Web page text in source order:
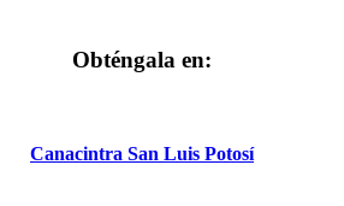
Obténgala en:
Canacintra San Luis Potosí